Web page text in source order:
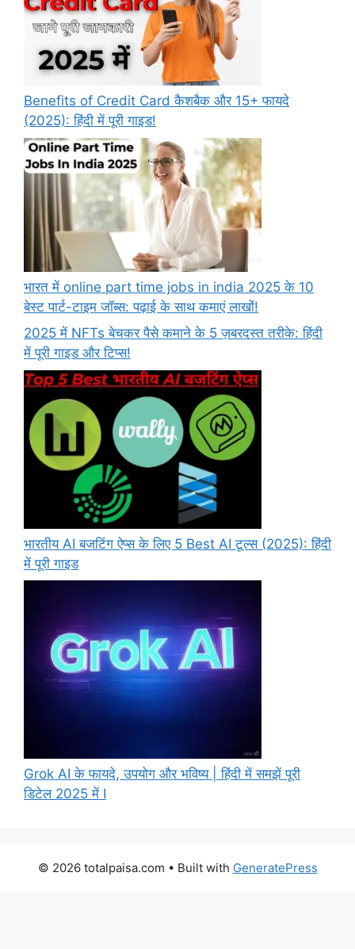
Benefits of Credit Card कैशबैक और 15+ फायदे
(2025): हिंदी में पूरी गाइड!
भारत में online part time jobs in india 2025 के 10
बेस्ट पार्ट-टाइम जॉब्स: पढ़ाई के साथ कमाएं लाखों!
2025 में NFTs बेचकर पैसे कमाने के 5 ज़बरदस्त तरीके: हिंदी
में पूरी गाइड और टिप्स!
भारतीय AI बजटिंग ऐप्स के लिए 5 Best AI टूल्स (2025): हिंदी
में पूरी गाइड
Grok AI के फायदे, उपयोग और भविष्य | हिंदी में समझें पूरी
डिटेल 2025 में I
© 2026 totalpaisa.com • Built with GeneratePress